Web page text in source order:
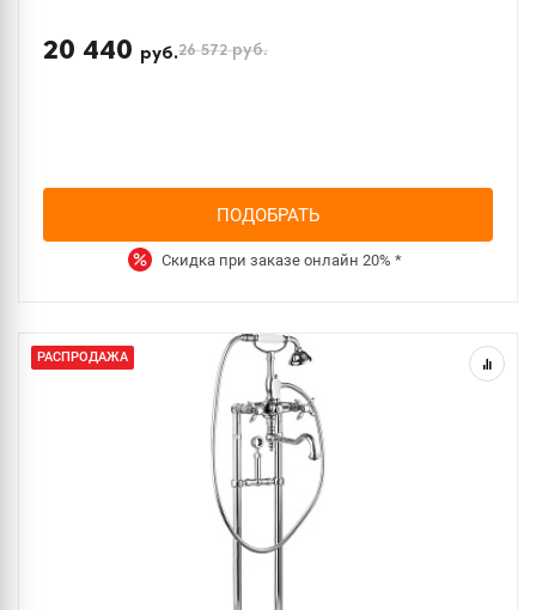
20 440 руб.26 572руб.
ПОДОБРАТЬ
Скидка при заказе онлайн 20% *
РАСПРОДАЖА